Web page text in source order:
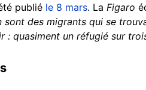
publié le 8 mars. La Figaro
des migrants qui se
quasiment un réfugié sur